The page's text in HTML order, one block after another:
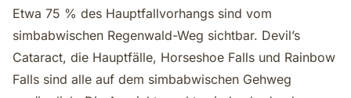
Etwa 75 % des Hauptfallvorhangs sind vom
simbabwischen Regenwald-Weg sichtbar. Devil’s
Cataract, die Hauptfälle, Horseshoe Falls und Rainbow
Falls sind alle auf dem simbabwischen Gehweg